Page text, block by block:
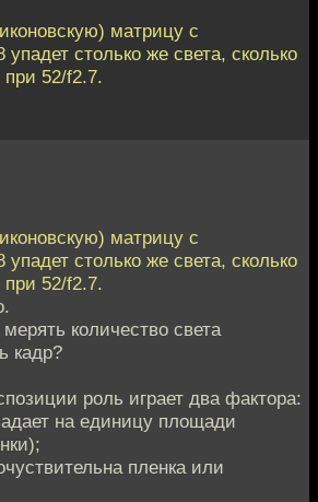
матрицу с
столько же света, сколько
52/f2.7.
матрицу с
столько же света, сколько
52/f2.7.
количество света
кадр?
роль играет два фактора:
на единицу площади
пленка или